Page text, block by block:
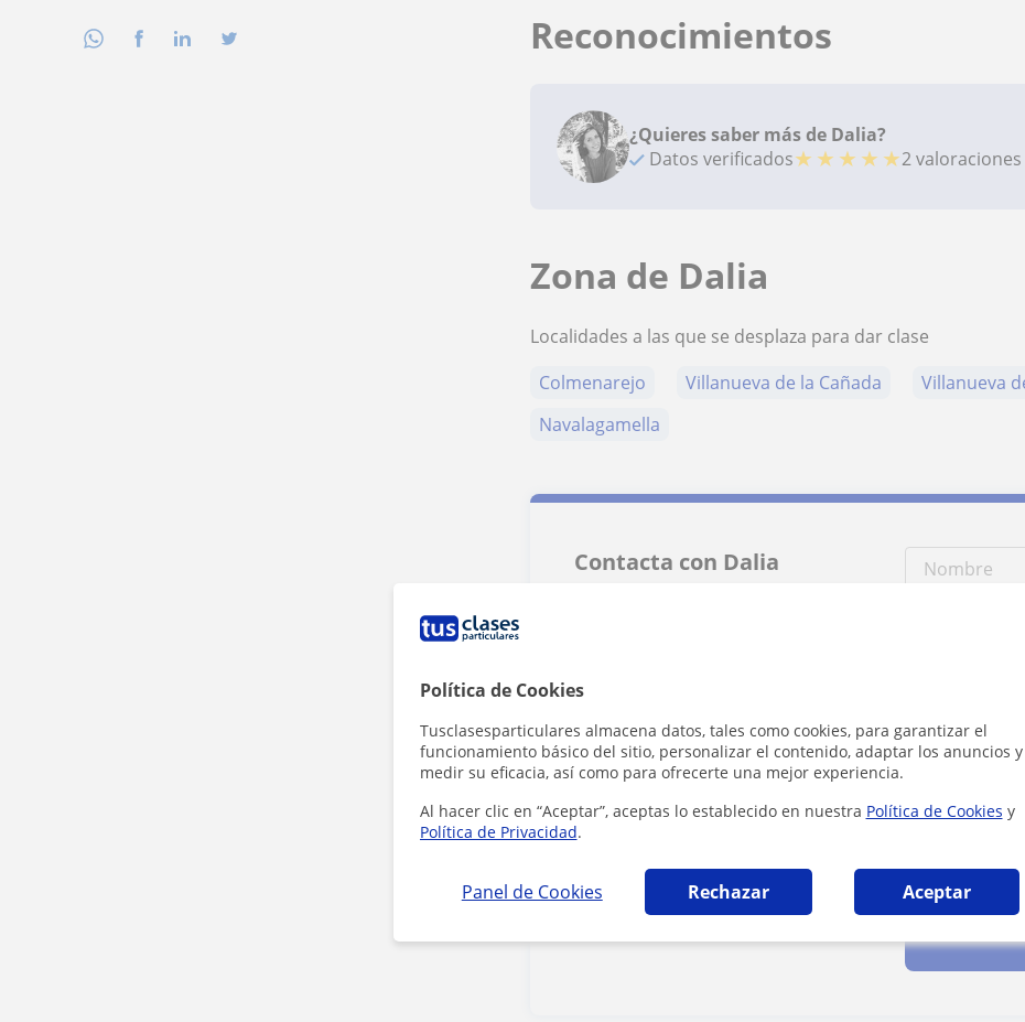
Política de Cookies
Tusclasesparticulares almacena datos, tales como cookies, para garantizar el
funcionamiento básico del sitio, personalizar el contenido, adaptar los anuncios y
medir su eficacia, así como para ofrecerte una mejor experiencia.
Al hacer clic en “Aceptar”, aceptas lo establecido en nuestra Política de Cookies y
Política de Privacidad.
Panel de Cookies Rechazar Aceptar
Reconocimientos
¿Quieres saber más de Dalia?
Datos verificados★ ★ ★ ★ ★2 valoraciones
Zona de Dalia
Localidades a las que se desplaza para dar clase
Colmenarejo
Villanueva de la Cañada Villanueva
Navalagamella
Contacta con Dalia
Al hacer clic,